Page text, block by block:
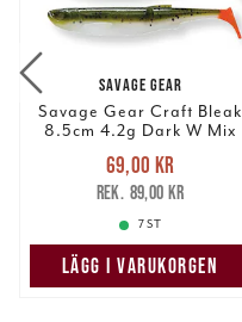
SAVAGE GEAR
Savage Gear Craft Bleak
8.5cm 4.2g Dark W Mix
Nuvarande pris
69,00 krTidigare pris
89,00 kr
69,00 kr
89,00 kr
7 ST
LÄGG I VARUKORGEN